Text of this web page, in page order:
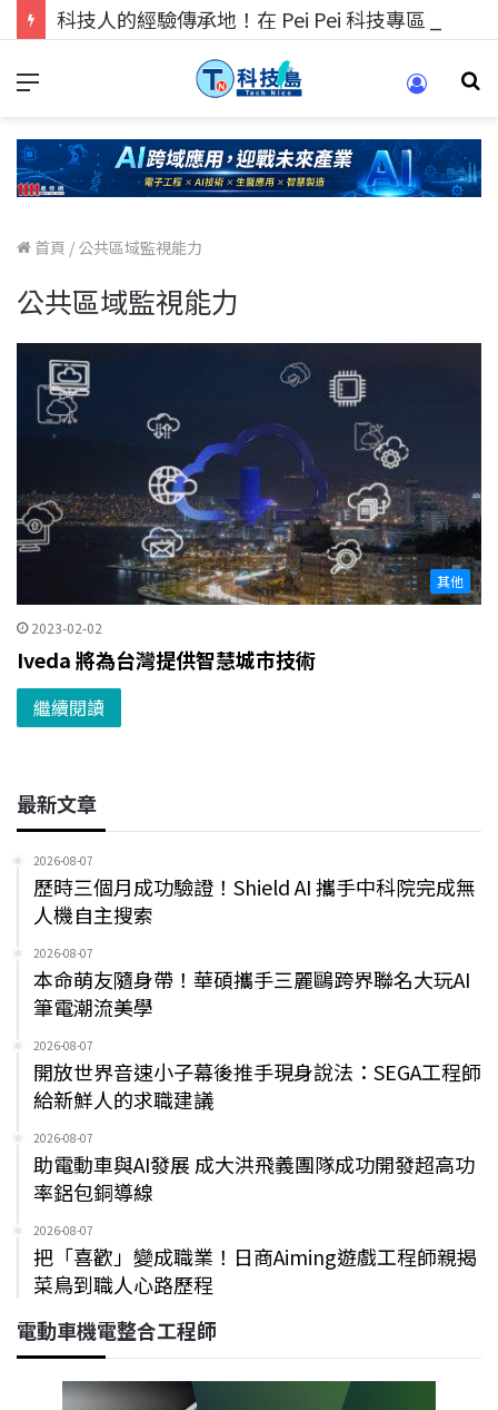
首頁 / 公共區域監視能力
公共區域監視能力
其他
2023-02-02
Iveda 將為台灣提供智慧城市技術
繼續閱讀
最新文章
2026-08-07
歷時三個月成功驗證！Shield AI 攜手中科院完成無
人機自主搜索
2026-08-07
本命萌友隨身帶！華碩攜手三麗鷗跨界聯名大玩AI
筆電潮流美學
2026-08-07
開放世界音速小子幕後推手現身說法：SEGA工程師
給新鮮人的求職建議
2026-08-07
助電動車與AI發展 成大洪飛義團隊成功開發超高功
率鋁包銅導線
2026-08-07
把「喜歡」變成職業！日商Aiming遊戲工程師親揭
菜鳥到職人心路歷程
電動車機電整合工程師